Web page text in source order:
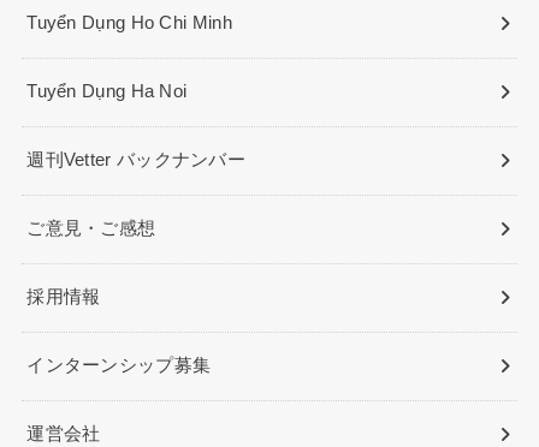
Tuyển Dụng Ho Chi Minh
Tuyển Dụng Ha Noi
週刊Vetter バックナンバー
ご意見・ご感想
採用情報
インターンシップ募集
運営会社